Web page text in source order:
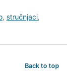
, stručnjaci,
Back to top